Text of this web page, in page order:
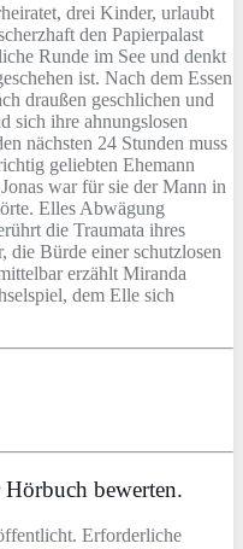
drei Kinder, urlaubt
den Papierpalast
Runde im See und denkt
ist. Nach dem Essen
draußen geschlichen und
sich ihre ahnungslosen
nächsten 24 Stunden muss
geliebten Ehemann
war für sie der Mann in
Elles Abwägung
die Traumata ihres
die Bürde einer schutzlosen
erzählt Miranda
dem Elle sich
Hörbuch bewerten.
Erforderliche